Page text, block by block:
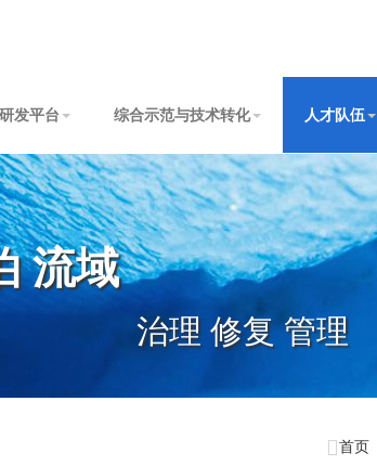
研发平台 综合示范与技术转化 人才队伍
流域
治理 修复 管理
首页